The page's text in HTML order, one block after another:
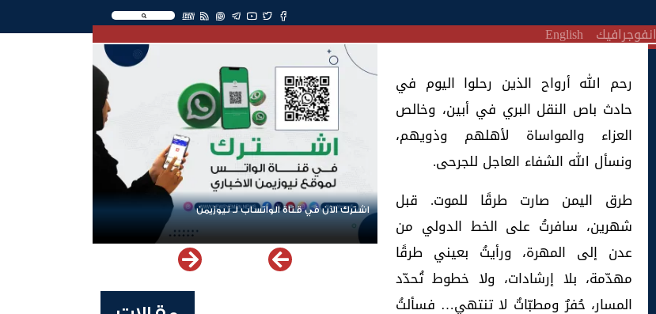
EN
انفوجرافيك English
رحم الله أرواح الذين رحلوا اليوم في
حادث باص النقل البري في أبين، وخالص
العزاء والمواساة لأهلهم وذويهم،
ونسأل الله الشفاء العاجل للجرحى.
طرق اليمن صارت طرقًا للموت. قبل
شهرين، سافرتُ على الخط الدولي من
عدن إلى المهرة، ورأيتُ بعيني طرقًا
مهدّمة، بلا إرشادات، ولا خطوط تُحدّد
المسار، حُفرٌ ومطبّاتٌ لا تنتهي… فسألتُ
اشترك الآن في قناة الواتساب لـ نيوزيمن